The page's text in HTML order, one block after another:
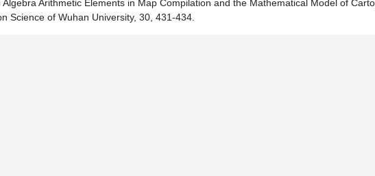
Arithmetic Elements in Map Compilation and the Mathematical Model of
Science of Wuhan University, 30, 431-434.